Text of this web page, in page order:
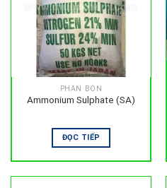
PHÂN BÓN
Ammonium Sulphate (SA)
ĐỌC TIẾP